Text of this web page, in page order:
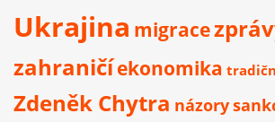
Ukrajina migrace
zahraničíekonomika
Zdeněk Chytra názory